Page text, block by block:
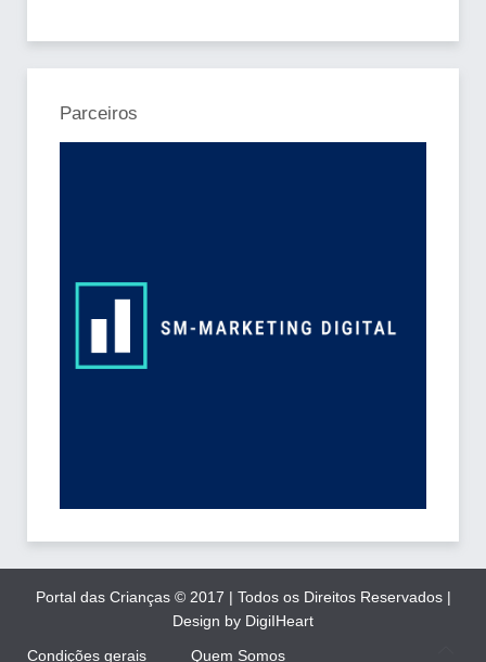
Parceiros
Portal das Crianças © 2017 | Todos os Direitos Reservados |
Design by DigiIHeart
Condições gerais
Quem Somos